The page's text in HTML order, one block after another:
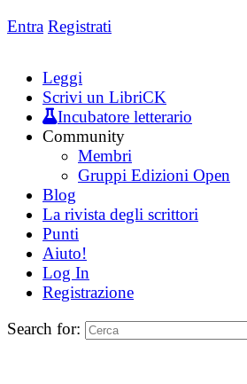
Entra Registrati
Leggi
Scrivi un LibriCK
Incubatore letterario
Community
Membri
Gruppi Edizioni Open
Blog
La rivista degli scrittori
Punti
Aiuto!
Log In
Registrazione
Search for: